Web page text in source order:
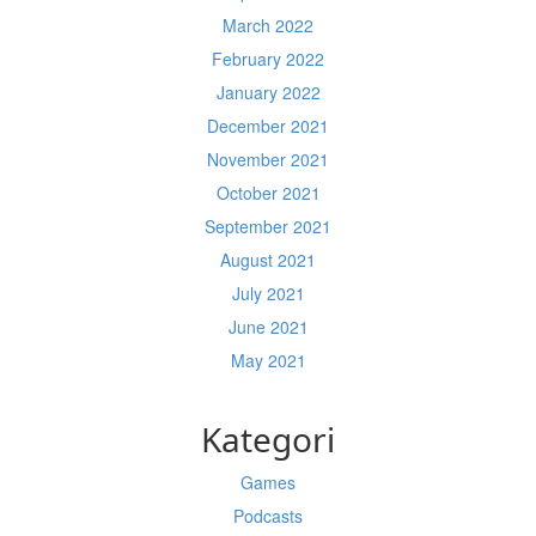
March 2022
February 2022
January 2022
December 2021
November 2021
October 2021
September 2021
August 2021
July 2021
June 2021
May 2021
Kategori
Games
Podcasts